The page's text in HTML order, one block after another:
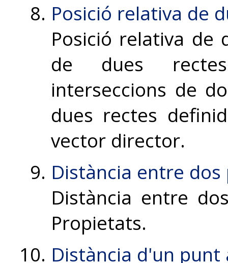
Posició relativa de
Posició relativa de
de dues
interseccions de
dues rectes
vector director.
Distància entre dos
Distància entre
Propietats.
Distància d'un punt